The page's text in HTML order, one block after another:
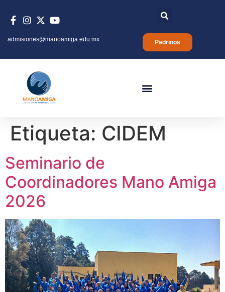
Padrinos
admisiones@manoamiga.edu.mx
Etiqueta: CIDEM
Seminario de
Coordinadores Mano Amiga
2026